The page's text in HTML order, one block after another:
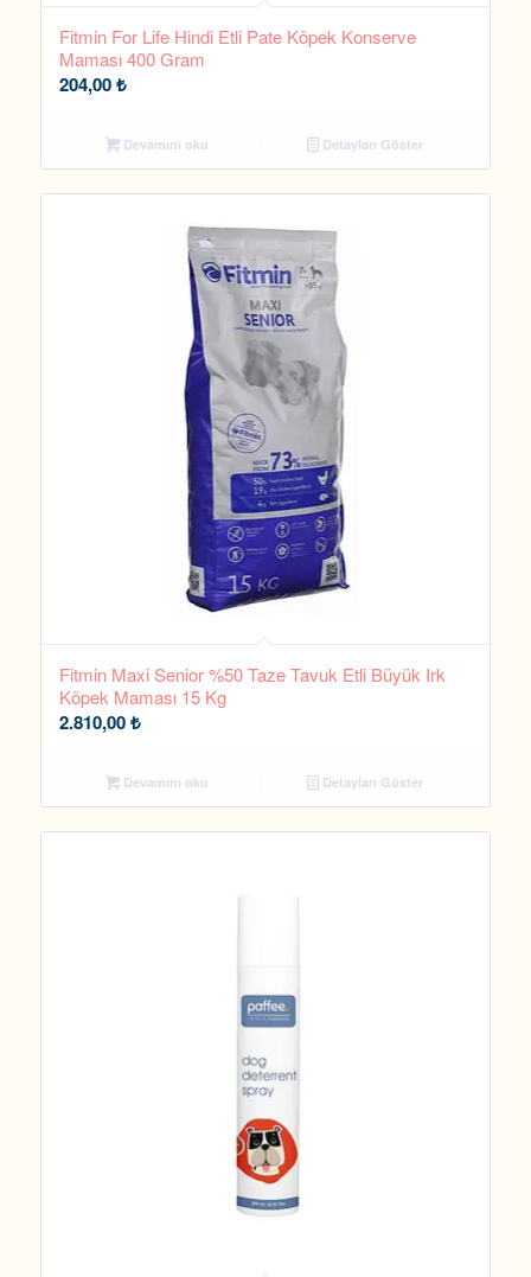
Fitmin For Life Hindi Etli Pate Köpek Konserve
Maması 400 Gram
204,00₺
Devamını oku Detayları Göster
Fitmin Maxi Senior %50 Taze Tavuk Etli Büyük Irk
Köpek Maması 15 Kg
2.810,00₺
Devamını oku Detayları Göster